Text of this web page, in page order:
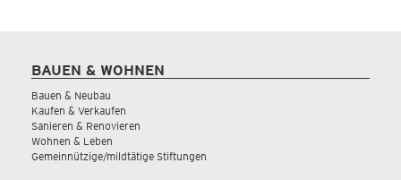
BAUEN & WOHNEN
Bauen & Neubau
Kaufen & Verkaufen
Sanieren & Renovieren
Wohnen & Leben
Gemeinnützige/mildtätige Stiftungen